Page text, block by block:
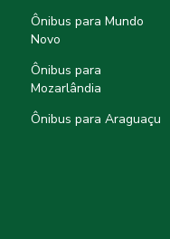
Ônibus para Mundo
Novo
Ônibus para
Mozarlândia
Ônibus para Araguaçu